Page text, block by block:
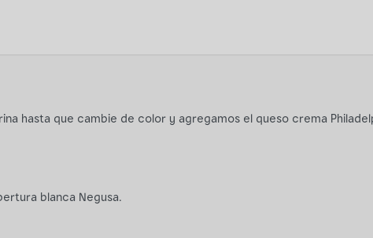
hasta que cambie de color y agregamos el queso crema
blanca Negusa.